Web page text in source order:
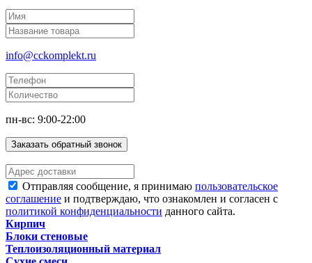
info@cckomplekt.ru
пн-вс: 9:00-22:00
Заказать обратный звонок
Отправляя сообщение, я принимаю пользовательское
соглашение и подтверждаю, что ознакомлен и согласен с
политикой конфиденциальности данного сайта.
Кирпич
Блоки стеновые
Теплоизоляционный материал